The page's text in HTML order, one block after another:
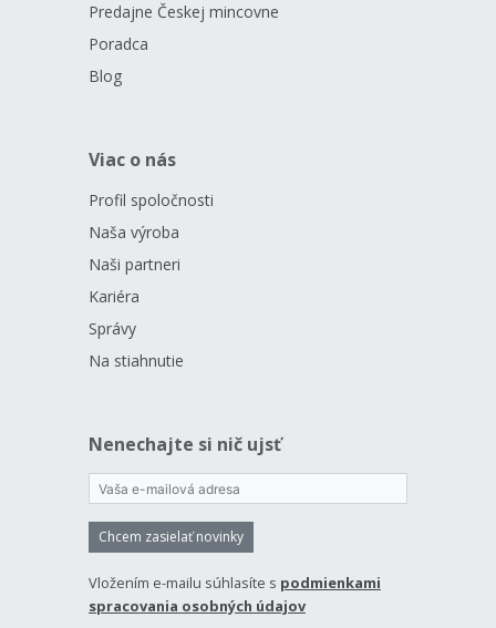
Predajne Českej mincovne
Poradca
Blog
Viac o nás
Profil spoločnosti
Naša výroba
Naši partneri
Kariéra
Správy
Na stiahnutie
Nenechajte si nič ujsť
Chcem zasielať novinky
Vložením e-mailu súhlasíte s podmienkami
spracovania osobných údajov